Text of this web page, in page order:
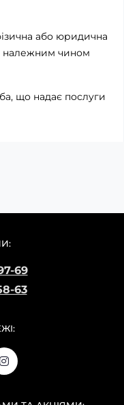
або юридична
належним чином
що надає послуги
69
63